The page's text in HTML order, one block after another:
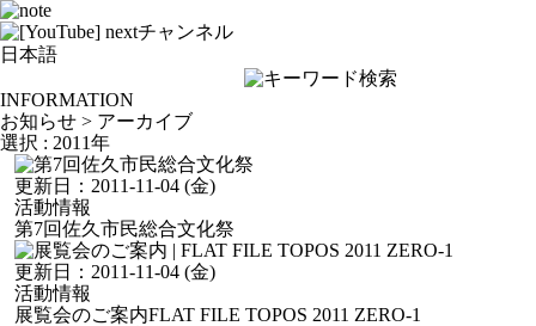
INFORMATION
お知らせ > アーカイブ
選択 : 2011年
更新日： 2011-11-04 (金)
活動情報
第7回佐久市民総合文化祭
更新日： 2011-11-04 (金)
活動情報
展覧会のご案内FLAT FILE TOPOS 2011 ZERO-1